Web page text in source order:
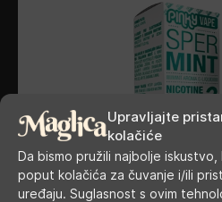
Upravljajte
kolačiće
Da bismo pružili najbolje
poput kolačića za čuvanje i/ili
uređaju. Suglasnost s ovim